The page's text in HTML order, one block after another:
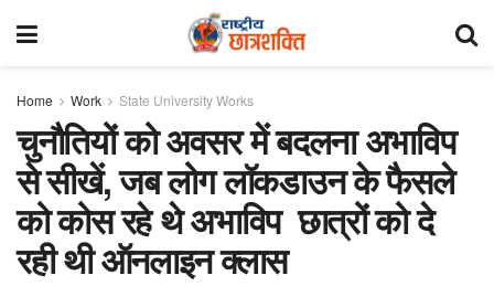
Home Work State University Works
चुनौतियों को अवसर में बदलना अभाविप
से सीखें, जब लोग लॉकडाउन के फैसले
को कोस रहे थे अभाविप छात्रों को दे
रही थी ऑनलाइन क्लास